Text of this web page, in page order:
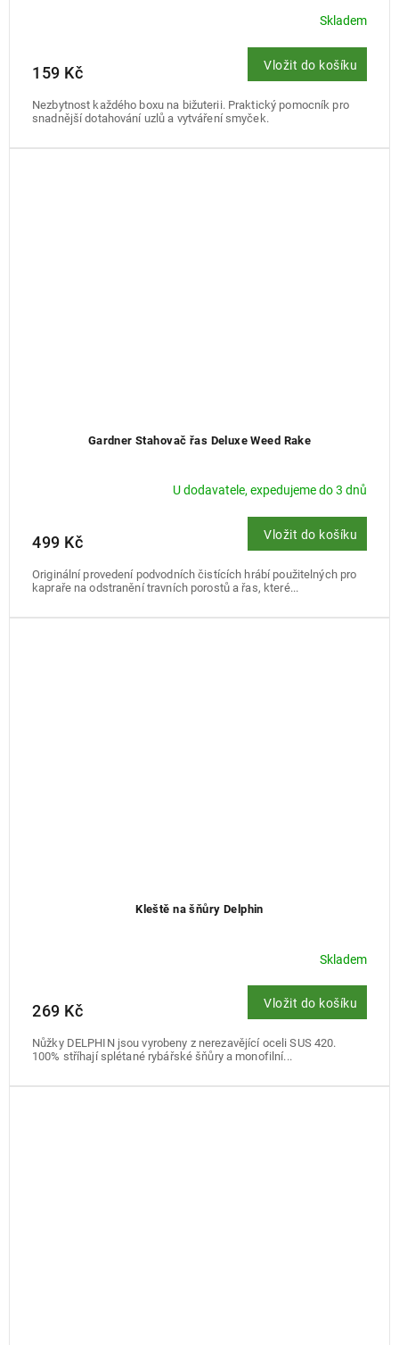
Skladem
159 Kč Vložit do košíku
Nezbytnost každého boxu na bižuterii. Praktický pomocník pro
snadnější dotahování uzlů a vytváření smyček.
Gardner Stahovač řas Deluxe Weed Rake
U dodavatele, expedujeme do 3 dnů
499 Kč Vložit do košíku
Originální provedení podvodních čistících hrábí použitelných pro
kapraře na odstranění travních porostů a řas, které...
Kleště na šňůry Delphin
Skladem
269 Kč Vložit do košíku
Nůžky DELPHIN jsou vyrobeny z nerezavějící oceli SUS 420.
100% stříhají splétané rybářské šňůry a monofilní...